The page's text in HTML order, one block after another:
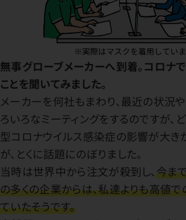
無事グローブメーカーへ到着。コロナ
ことを聞いてみました。
メーカーを何社もまわり、最近の状況
ろいろなミーティングをするのですが、
型コロナウイルス感染症の影響が大き
が、とくに話題にのぼりました。
当時は世界中から注文が殺到し、今ま
の多くの企業からは、私達よりも高値
ていたそうです。